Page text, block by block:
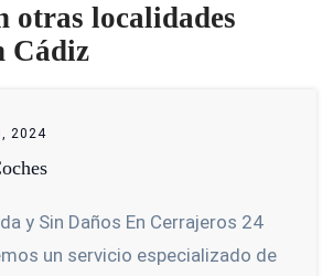
otras localidades
Cádiz
2024
y Sin Daños En Cerrajeros 24
un servicio especializado de